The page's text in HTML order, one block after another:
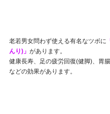
老若男女問わず使える有名なツボに
んり)」 があります。
健康長寿、足の疲労回復(健脚)、胃
などの効果があります。